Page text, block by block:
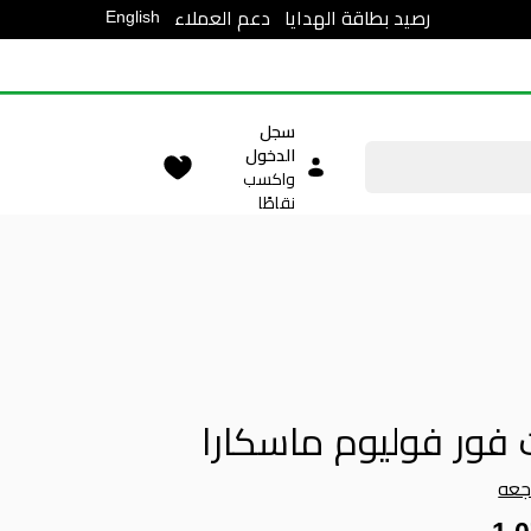
رصيد بطاقة الهدايا دعم العملاء English
سجل
الدخول
واكسب
نقاطًا
فوليوم ماسكارا